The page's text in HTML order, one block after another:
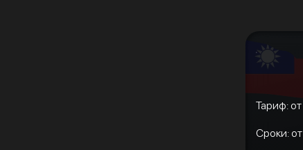
Тариф:
Сроки: